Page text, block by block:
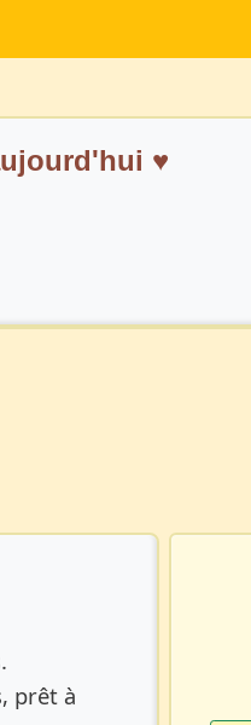
♥️
prêt à